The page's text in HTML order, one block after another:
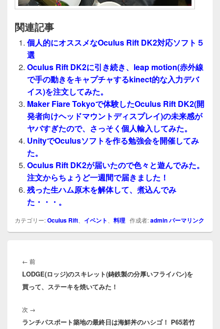
関連記事
個人的にオススメなOculus Rift DK2対応ソフト５
選
Oculus Rift DK2に引き続き、leap motion(赤外線
で手の動きをキャプチャするkinect的な入力デバ
イス)を注文してみた。
Maker Fiare Tokyoで体験したOculus Rift DK2(開
発者向けヘッドマウントディスプレイ)の未来感が
ヤバすぎたので、さっそく個人輸入してみた。
UnityでOculusソフトを作る勉強会を開催してみ
た。
Oculus Rift DK2が届いたので色々と遊んでみた。
注文からちょうど一週間で届きました！
残った生ハム原木を解体して、煮込んでみ
た・・・。
カテゴリー:Oculus Rift イベント 料理 作成者:adminパーマリンク
稿
ナ
ビ
ゲ
シ
ョ
← 前前
の
投
LODGE(ロッジ)のスキレット(鋳鉄製の分厚いフライパン)を
買って、ステーキを焼いてみた！
次 →
の
ランチパスポート築地の最終日は海鮮丼のハシゴ！ P65若竹